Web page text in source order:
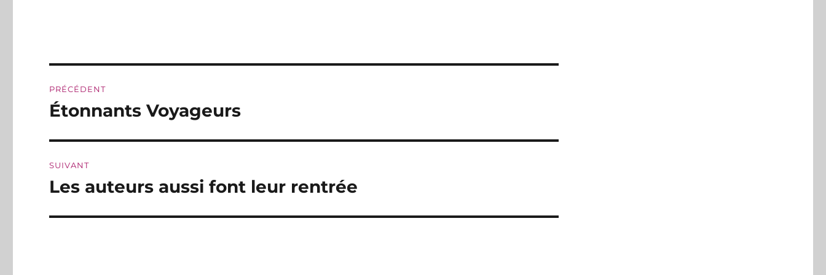
de
PRÉCÉDENT
Publication
Étonnants Voyageurs
SUIVANT
Publication
Les auteurs aussi font leur rentrée